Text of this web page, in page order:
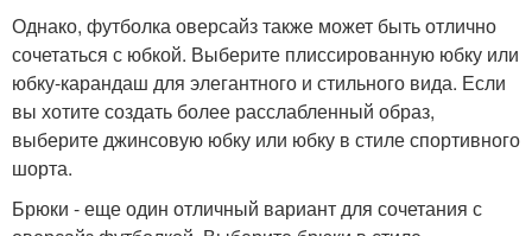
Однако, футболка оверсайз также может быть отлично
сочетаться с юбкой. Выберите плиссированную юбку или
юбку-карандаш для элегантного и стильного вида. Если
вы хотите создать более расслабленный образ,
выберите джинсовую юбку или юбку в стиле спортивного
шорта.
Брюки - еще один отличный вариант для сочетания с